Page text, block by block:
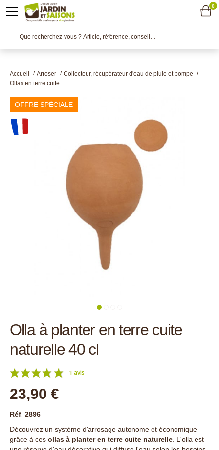
Accueil Arroser
Collecteur, récupérateur d'eau de pluie et pompe
Ollas en terre cuite
OFFRE SPÉCIALE
Olla à planter en terre cuite
naturelle 40 cl
1 avis
23,90 €
Réf. 2896
Découvrez un système d'arrosage autonome et économique
grâce à ces ollas à planter en terre cuite naturelle . L'olla est
0